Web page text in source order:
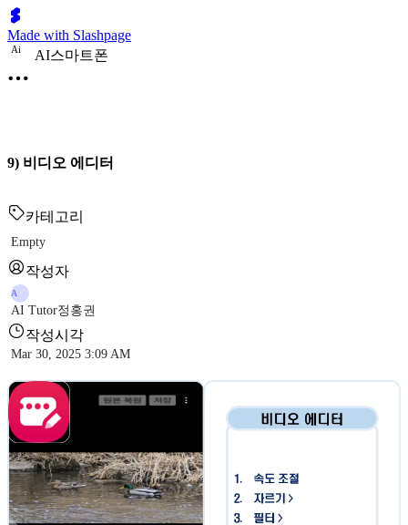
Made with Slashpage
Ai AI스마트폰
9) 비디오 에디터
카테고리
Empty
작성자
A
AI Tutor정홍권
작성시각
Mar 30, 2025 3:09 AM